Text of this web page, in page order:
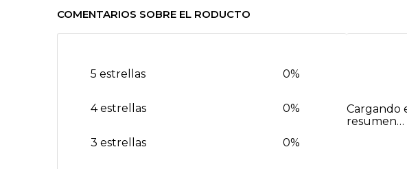
COMENTARIOS SOBRE EL RODUCTO
Cargando
resumen…
5 estrellas 0%
4 estrellas 0%
3 estrellas 0%